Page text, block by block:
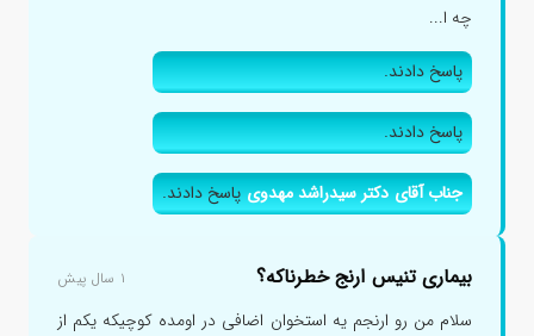
چه ا...
پاسخ دادند.
پاسخ دادند.
جناب آقای دکتر سیدراشد مهدویپاسخ دادند.
بیماری تنیس ارنج خطرناکه؟ ۱ سال پیش
سلام من رو ارنجم یه استخوان اضافی در اومده کوچیکه یکم از